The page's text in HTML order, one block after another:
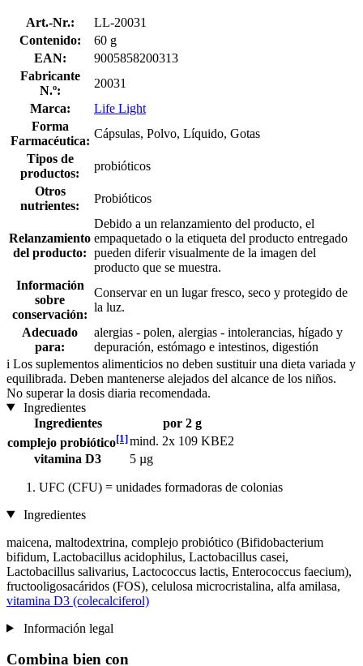
Art.-Nr.:
LL-20031
Contenido:
60 g
EAN:
9005858200313
Fabricante
N.º:
20031
Marca:
Life Light
Forma
Farmacéutica:
Cápsulas, Polvo, Líquido, Gotas
Tipos de
productos:
probióticos
Otros
nutrientes:
Probióticos
Relanzamiento
del producto:
Debido a un relanzamiento del producto, el
empaquetado o la etiqueta del producto entregado
pueden diferir visualmente de la imagen del
producto que se muestra.
Información
sobre
conservación:
Conservar en un lugar fresco, seco y protegido de
la luz.
Adecuado
para:
alergias - polen, alergias - intolerancias, hígado y
depuración, estómago e intestinos, digestión
i Los suplementos alimenticios no deben sustituir una dieta variada y
equilibrada. Deben mantenerse alejados del alcance de los niños.
No superar la dosis diaria recomendada.
Ingredientes
Ingredientes
por 2 g
complejo probiótico[1]mind. 2x 109 KBE2
vitamina D3
5 µg
UFC (CFU) = unidades formadoras de colonias
Ingredientes
maicena, maltodextrina, complejo probiótico (Bifidobacterium
bifidum, Lactobacillus acidophilus, Lactobacillus casei,
Lactobacillus salivarius, Lactococcus lactis, Enterococcus faecium),
fructooligosacáridos (FOS), celulosa microcristalina, alfa amilasa,
vitamina D3 (colecalciferol)
Información legal
Combina bien con